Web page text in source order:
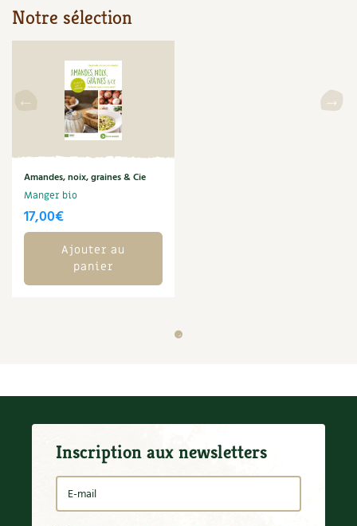
Notre sélection
Amandes, noix, graines & Cie
Manger bio
17,00€
Ajouter au
panier
Inscription aux newsletters